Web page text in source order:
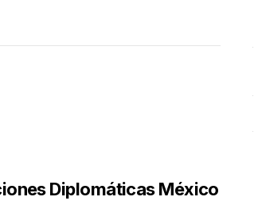
Diplomáticas México